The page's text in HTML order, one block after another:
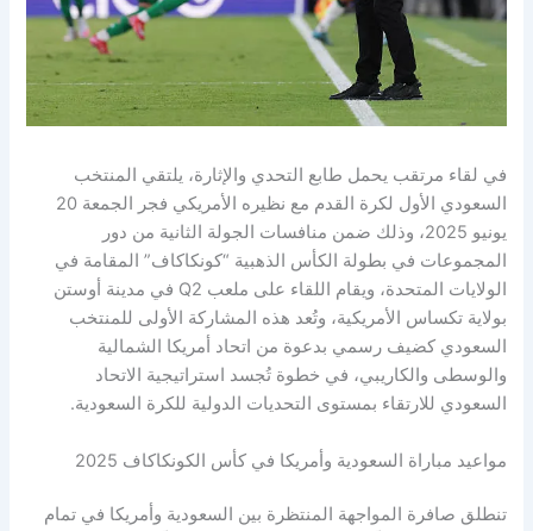
في لقاء مرتقب يحمل طابع التحدي والإثارة، يلتقي المنتخب
السعودي الأول لكرة القدم مع نظيره الأمريكي فجر الجمعة 20
يونيو 2025، وذلك ضمن منافسات الجولة الثانية من دور
المجموعات في بطولة الكأس الذهبية “كونكاكاف” المقامة في
الولايات المتحدة، ويقام اللقاء على ملعب Q2 في مدينة أوستن
بولاية تكساس الأمريكية، وتُعد هذه المشاركة الأولى للمنتخب
السعودي كضيف رسمي بدعوة من اتحاد أمريكا الشمالية
والوسطى والكاريبي، في خطوة تُجسد استراتيجية الاتحاد
السعودي للارتقاء بمستوى التحديات الدولية للكرة السعودية.
مواعيد مباراة السعودية وأمريكا في كأس الكونكاكاف 2025
تنطلق صافرة المواجهة المنتظرة بين السعودية وأمريكا في تمام